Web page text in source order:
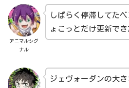
アニマルシグ
ナル
しばらく停滞してた
ょこっとだけ更新で
ジェヴォーダンの大